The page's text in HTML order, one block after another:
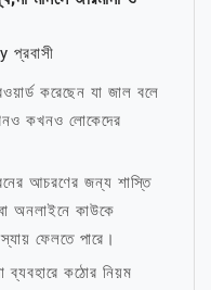
প্রবাসী
করেছেন যা জাল বলে
কখনও লোকেদের
আচরণের জন্য শাস্তি
অনলাইনে কাউকে
ফেলতে পারে।
ব্যবহারে কঠোর নিয়ম